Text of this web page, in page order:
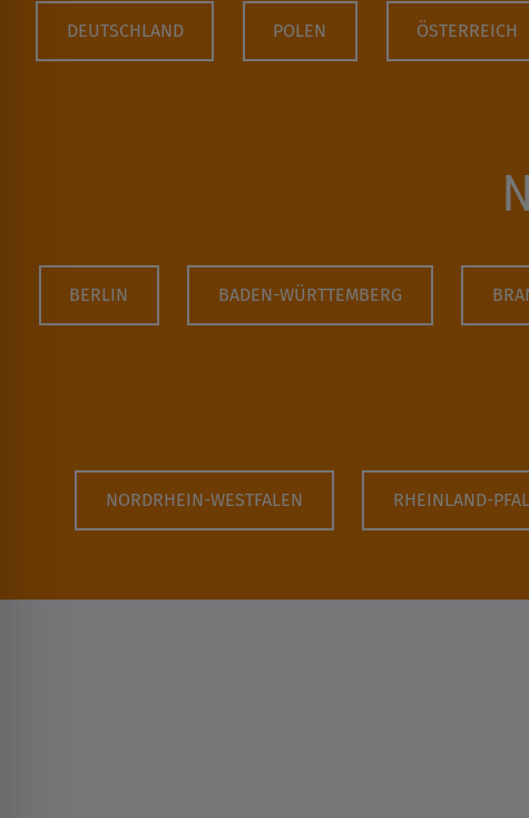
DEUTSCHLAND POLEN ÖSTERREICH
BERLIN BADEN-WÜRTTEMBERG
NORDRHEIN-WESTFALEN RHEINLAND-